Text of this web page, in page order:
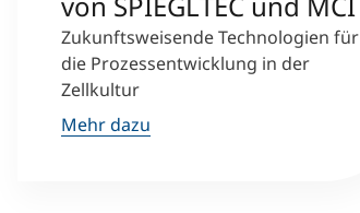
Studienberatung
Executive Education Finder
Zukunftsweisende Technologien für
die Prozessentwicklung in der
Zellkultur
Mehr dazu